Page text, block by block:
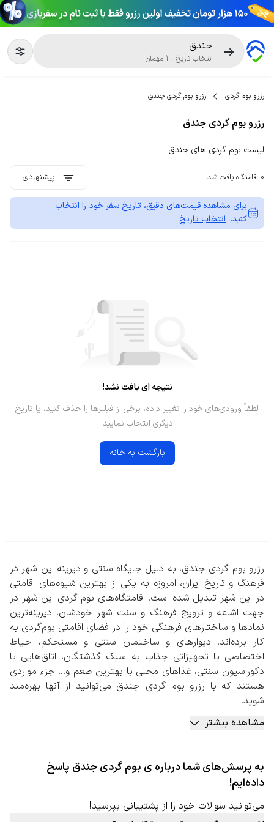
جندق
انتخاب تاریخ .
1 مهمان
رزرو بوم گردی رزرو بوم گردی جندق
رزرو بوم گردی جندق
لیست بوم گردی های جندق
0 اقامتگاه یافت شد. پیشنهادی
برای مشاهده قیمت‌های دقیق، تاریخ سفر خود را انتخاب
کنید. انتخاب تاریخ
نتیجه ای یافت نشد!
لطفاً ورودی‌های خود را تغییر داده، برخی از فیلترها را حذف کنید، یا تاریخ
دیگری انتخاب نمایید.
بازگشت به خانه
رزرو بوم گردی جندق، به دلیل جایگاه سنتی و دیرینه این شهر در
فرهنگ و تاریخ ایران، امروزه به یکی از بهترین شیوه‌های اقامتی
در این شهر تبدیل شده است. اقامتگاه‌های بوم گردی‌ این شهر در
جهت اشاعه و ترویج فرهنگ و سنت شهر خودشان، دیرینه‌ترین
نمادها و ساختارهای فرهنگی خود را در فضای اقامتی بوم‌گردی به
کار برده‌اند. دیوارهای و ساختمان سنتی و مستحکم، حیاط
اختصاصی با تجهیزاتی جذاب به سبک گذشتگان، اتاق‌هایی با
دکوراسیون سنتی، غذاهای محلی با بهترین طعم و… جزء مواردی
هستند که با رزرو بوم گردی جندق می‌توانید از آنها بهره‌مند
شوید.
به جز موارد بالا، دورهمی‌های دوستانه در فضای بوم‌گردی کنار
میزبان و سایر مهمانان، کسب تجربه‌هایی جذاب در پخت
کشاورزی، بازارهای سنتی و بومی، گردشگری بومی به همراه
راهنمای تور و… جزء مواردی است که در بعضی از بومگردی‌های
این شهر قابل استفاده است.
رزرو بوم گردی جندق به صورت آنلاین
با توجه به بافت سنتی این شهر پیشنهاد می‌شود حتما در سایت
مشاهده بیشتر
به پرسش‌های شما درباره ی بوم گردی جندق پاسخ
داده‌ایم!
می‌توانید سوالات خود را از پشتیبانی بپرسید!